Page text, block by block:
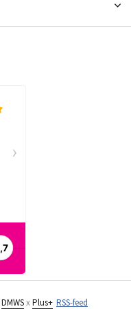
DMWSxPlus+ RSS-feed